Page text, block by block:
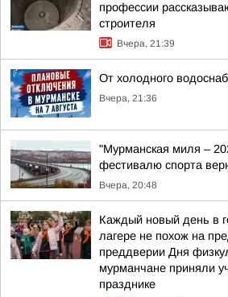
профессии
строителя
Вчера, 21:39
От холодного
Вчера, 21:36
"Мурманская миля –
фестивалю спорта
Вчера, 20:48
Каждый новый день в
лагере не похож на
преддверии Дня
мурманчане приняли
празднике